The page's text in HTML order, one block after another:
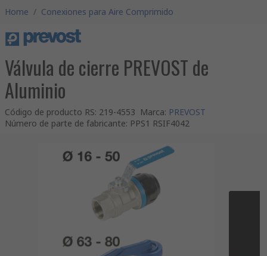
Home / Conexiones para Aire Comprimido
Válvula de cierre PREVOST de
Aluminio
Código de producto RS: 219-4553 Marca: PREVOST
Número de parte de fabricante: PPS1 RSIF4042